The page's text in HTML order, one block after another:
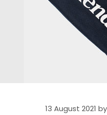
13 August 2021 by